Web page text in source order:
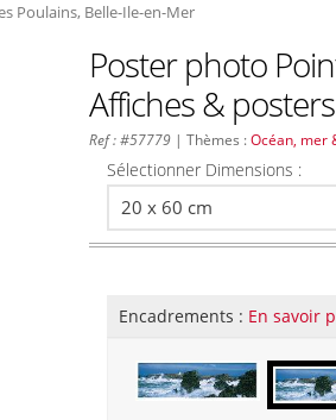
Poulains, Belle-Ile-en-Mer
Poster photo
Affiches & posters
Ref : #57779 | Thèmes :Océan, mer
Sélectionner Dimensions :
Encadrements : En savoir